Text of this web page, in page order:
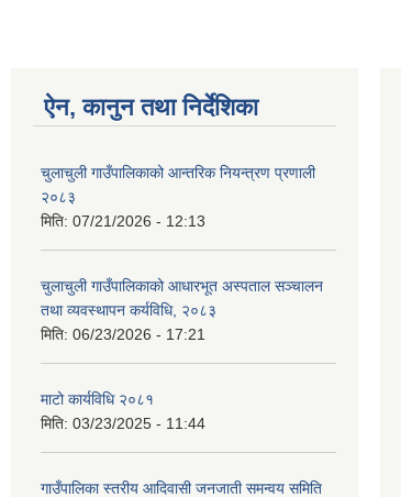
ऐन, कानुन तथा निर्देशिका
चुलाचुली गाउँपालिकाको आन्तरिक नियन्त्रण प्रणाली
२०८३
मिति: 07/21/2026 - 12:13
चुलाचुली गाउँपालिकाको आधारभूत अस्पताल सञ्चालन
तथा व्यवस्थापन कर्यविधि, २०८३
मिति: 06/23/2026 - 17:21
माटो कार्यविधि २०८१
मिति: 03/23/2025 - 11:44
गाउँपालिका स्तरीय आदिवासी जनजाती समन्वय समिति